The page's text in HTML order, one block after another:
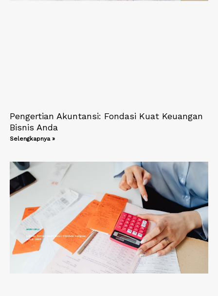
Pengertian Akuntansi: Fondasi Kuat Keuangan
Bisnis Anda
Selengkapnya »